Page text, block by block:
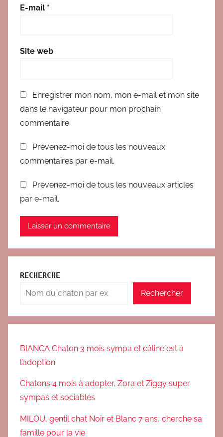
E-mail *
Site web
Enregistrer mon nom, mon e-mail et mon site
dans le navigateur pour mon prochain
commentaire.
Prévenez-moi de tous les nouveaux
commentaires par e-mail.
Prévenez-moi de tous les nouveaux articles
par e-mail.
RECHERCHE
Rechercher
BIANCA Chaton 3 mois sympa et câline est à
l’adoption
Chatons 4 mois à adopter, Zora et Ziggy super
sympas et sociables
MILOU, gentil chat Noir et Blanc 7 ans, cherche sa
famille pour la vie